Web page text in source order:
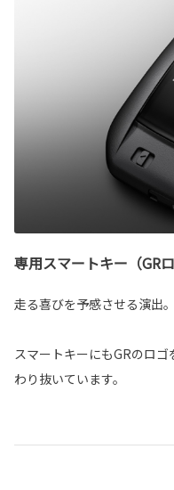
専用スマートキー（GRロ
走る喜びを予感させる演出。
スマートキーにもGRのロ
わり抜いています。